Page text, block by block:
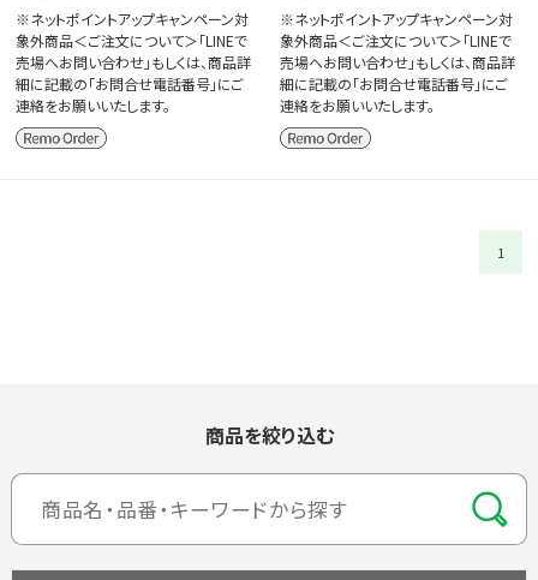
※ネットポイントアップキャンペーン対
象外商品＜ご注文について＞「LINEで
売場へお問い合わせ」もしくは、商品詳
細に記載の「お問合せ電話番号」にご
連絡をお願いいたします。
※ネットポイントアップキャンペーン対
象外商品＜ご注文について＞「LINEで
売場へお問い合わせ」もしくは、商品詳
細に記載の「お問合せ電話番号」にご
連絡をお願いいたします。
1
商品を絞り込む